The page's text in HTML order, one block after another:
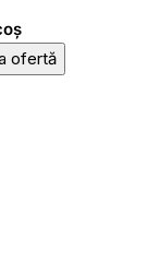
ofertă